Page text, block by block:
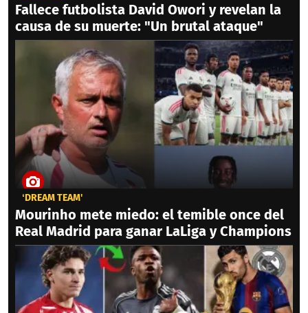
Fallece futbolista David Owori y revelan la
causa de su muerte: "Un brutal ataque"
‘DREAM TEAM'
Mourinho mete miedo: el temible once del
Real Madrid para ganar LaLiga y Champions